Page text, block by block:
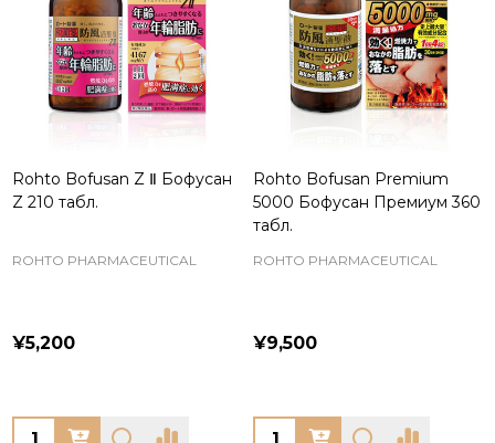
Rohto Bofusan Z Ⅱ Бофусан
Z 210 табл.
ROHTO PHARMACEUTICAL
¥5,200
Quantity:
Rohto Bofusan Premium
5000 Бофусан Премиум 360
табл.
ROHTO PHARMACEUTICAL
¥9,500
Quantity: